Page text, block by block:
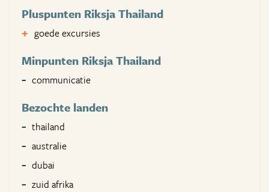
Pluspunten Riksja Thailand
goede excursies
Minpunten Riksja Thailand
communicatie
Bezochte landen
thailand
australie
dubai
zuid afrika